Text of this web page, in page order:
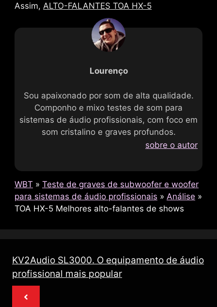
Assim, ALTO-FALANTES TOA HX-5
Lourenço
Sou apaixonado por som de alta qualidade.
Componho e mixo testes de som para
sistemas de áudio profissionais, com foco em
som cristalino e graves profundos.
sobre o autor
WBT » Teste de graves de subwoofer e woofer
para sistemas de áudio profissionais » Análise »
TOA HX-5 Melhores alto-falantes de shows
KV2Audio SL3000. O equipamento de áudio
profissional mais popular